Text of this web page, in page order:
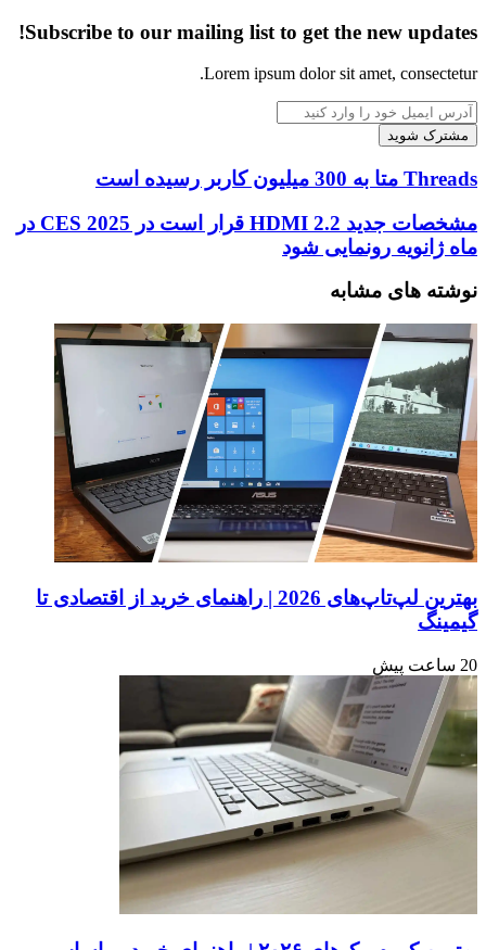
Subscribe to our mailing list to get the new updates!
Lorem ipsum dolor sit amet, consectetur.
آدرس
ایمیل
خود
را
وارد
کنید
Threads
300
میلیون
رسیده
Threads متا به 300 میلیون کاربر رسیده است
مشخصات
جدید
HDMI
قرار
است
در
CES
2025
در
ماه
ژانویه
رونمایی
شود
مشخصات جدید HDMI 2.2 قرار است در CES 2025 در
ماه ژانویه رونمایی شود
نوشته های مشابه
بهترین لپ‌تاپ‌های 2026 | راهنمای خرید از اقتصادی تا
گیمینگ
20 ساعت پیش